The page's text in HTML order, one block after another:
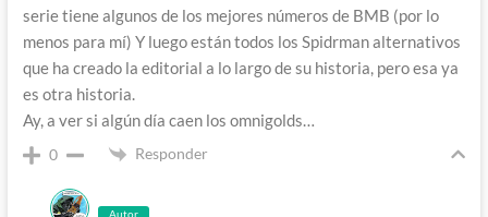
serie tiene algunos de los mejores números de BMB (por lo
menos para mí) Y luego están todos los Spidrman alternativos
que ha creado la editorial a lo largo de su historia, pero esa ya
es otra historia.
Ay, a ver si algún día caen los omnigolds…
0 Responder
Autor